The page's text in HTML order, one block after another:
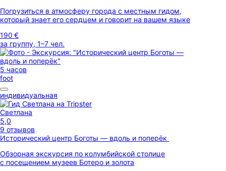
Погрузиться в атмосферу города с местным гидом,
который знает его сердцем и говорит на вашем языке
190 €
за группу, 1–7 чел.
5 часов
foot
индивидуальная
Светлана
5,0
9 отзывов
Исторический центр Боготы — вдоль и поперёк
Обзорная экскурсия по колумбийской столице
с посещением музеев Ботеро и золота